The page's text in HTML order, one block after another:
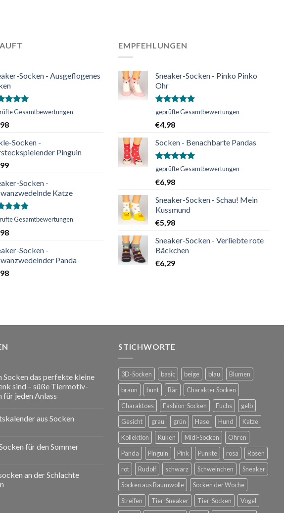
Socken - Ausgeflogenes
5
Gesamtbewertungen
Socken -
Pinguin
Socken -
Katze
5
Gesamtbewertungen
Socken -
Panda
EMPFEHLUNGEN
Sneaker-Socken - Pinko Pinko
Ohr
Bewertet
von 5
geprüfte Gesamtbewertungen
€4,98
Socken - Benachbarte Pandas
Bewertet
von 5
geprüfte Gesamtbewertungen
€6,98
Sneaker-Socken - Schau! Mein
Kussmund
€5,98
Sneaker-Socken - Verliebte rote
Bäckchen
€6,29
Socken das perfekte kleine
sind – süße Tiermotiv-
für jeden Anlass
aus Socken
für den Sommer
an der Schlachte
STICHWORTE
3D-Socken basic beige blau
Blumen
braun
bunt Bär
Charakter Socken
Charaktoes
Fashion-Socken Fuchs
gelb
Gesicht
grau grün Hase Hund
Katze
Kollektion
Küken Midi-Socken
Ohren
Panda
Pinguin Pink Punkte rosa
Rosen
rot
Rudolf schwarz Schweinchen
Sneaker
Socken aus Baumwolle
Socken der Woche
Streifen
Tier-Sneaker Tier-Socken
Vogel